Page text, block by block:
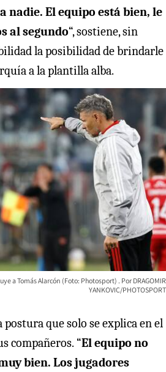
nadie. El equipo está bien, le
al segundo“, sostiene, sin
la posibilidad de brindarle
a la plantilla alba.
a Tomás Alarcón (Foto: Photosport)
DRAGOMIR
YANKOVIC/PHOTOSPORT
postura que solo se explica en el
compañeros. “El equipo no
bien. Los jugadores